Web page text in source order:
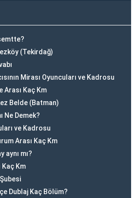
(Tekirdağ)
Mirası Oyuncuları ve Kadrosu
Arası Kaç Km
Belde (Batman)
Ne Demek?
ve Kadrosu
Arası Kaç Km
aynı mı?
Kaç Km
Dublaj Kaç Bölüm?